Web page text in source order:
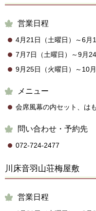
営業日程
4月21日（土曜日）～6月
7月7日（土曜日）～9月
9月25日（火曜日）～10
メニュー
会席風幕の内セット、は
問い合わせ・予約先
072-724-2477
川床音羽山荘梅屋敷
営業日程